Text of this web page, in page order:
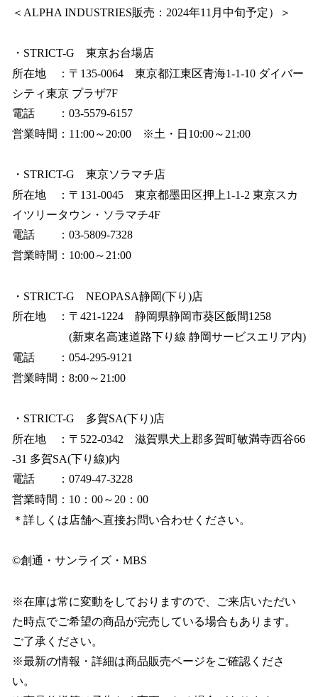
＜ALPHA INDUSTRIES販売：2024年11月中旬予定）＞
・STRICT-G 東京お台場店
所在地 ：〒135-0064 東京都江東区青海1-1-10 ダイバー
シティ東京 プラザ7F
電話 ：03-5579-6157
営業時間：11:00～20:00 ※土・日10:00～21:00
・STRICT-G 東京ソラマチ店
所在地 ：〒131-0045 東京都墨田区押上1-1-2 東京スカ
イツリータウン・ソラマチ4F
電話 ：03-5809-7328
営業時間：10:00～21:00
・STRICT-G NEOPASA静岡(下り)店
所在地 ：〒421-1224 静岡県静岡市葵区飯間1258
(新東名高速道路下り線 静岡サービスエリア内)
電話 ：054-295-9121
営業時間：8:00～21:00
・STRICT-G 多賀SA(下り)店
所在地 ：〒522-0342 滋賀県犬上郡多賀町敏満寺西谷66
-31 多賀SA(下り線)内
電話 ：0749‐47‐3228
営業時間：10：00～20：00
＊詳しくは店舗へ直接お問い合わせください。
©創通・サンライズ・MBS
※在庫は常に変動をしておりますので、ご来店いただい
た時点でご希望の商品が完売している場合もあります。
ご了承ください。
※最新の情報・詳細は商品販売ページをご確認くださ
い。